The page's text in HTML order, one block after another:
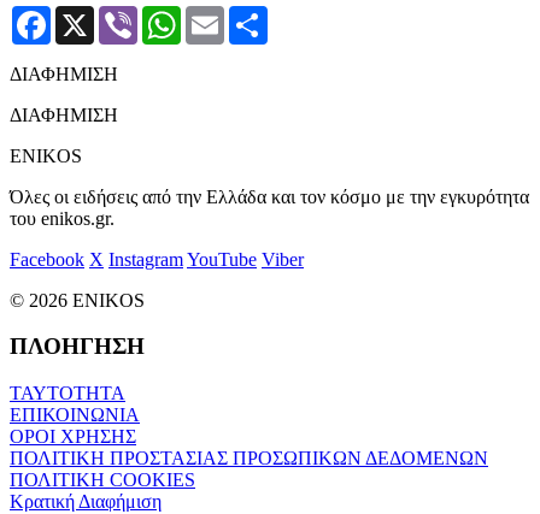
Facebook
X Viber WhatsApp
Email
ΔΙΑΦΗΜΙΣΗ
ΔΙΑΦΗΜΙΣΗ
ENIKOS
Όλες οι ειδήσεις από την Ελλάδα και τον κόσμο με την εγκυρότητα
του enikos.gr.
Facebook X InstagramYouTube Viber
© 2026 ENIKOS
ΠΛΟΗΓΗΣΗ
ΤΑΥΤΟΤΗΤΑ
ΕΠΙΚΟΙΝΩΝΙΑ
ΟΡΟΙ ΧΡΗΣΗΣ
ΠΟΛΙΤΙΚΗ ΠΡΟΣΤΑΣΙΑΣ ΠΡΟΣΩΠΙΚΩΝ ΔΕΔΟΜΕΝΩΝ
ΠΟΛΙΤΙΚΗ COOKIES
Κρατική Διαφήμιση